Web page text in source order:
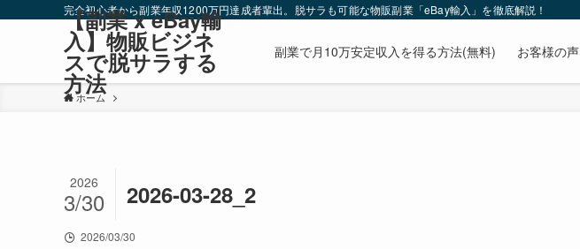
完全初心者から副業年収1200万円達成者輩出。脱サラも可能な物販副業「eBay輸入」を徹底解説！
【副業 x eBay輸
入】物販ビジネ
スで脱サラする
方法
副業で月10万安定収入を得る方法(無料) お客様の声
ホーム
2026-03-28_2
2026
3/30
2026/03/30